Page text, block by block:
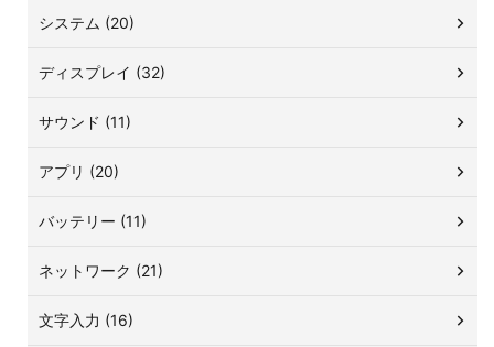
システム (20)
ディスプレイ (32)
サウンド (11)
アプリ (20)
バッテリー (11)
ネットワーク (21)
文字入力 (16)